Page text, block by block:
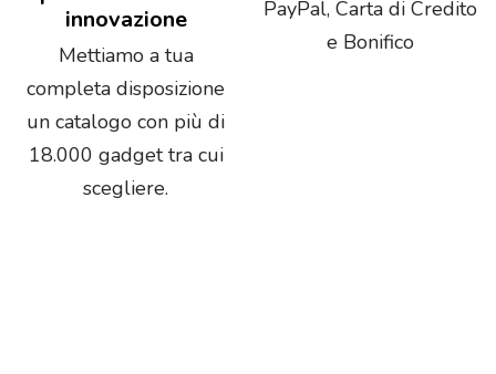
innovazione
Mettiamo a tua
completa disposizione
un catalogo con più di
18.000 gadget tra cui
scegliere.
PayPal, Carta di Credito
e Bonifico